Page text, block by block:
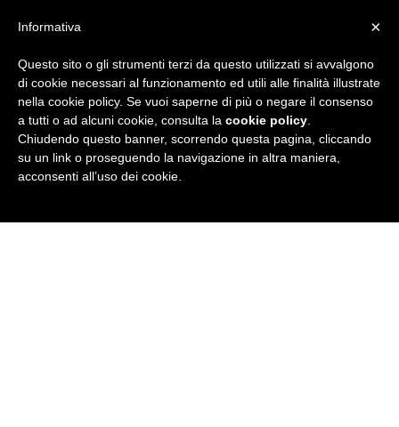
i
×
Informativa
Questo sito o gli strumenti terzi da questo utilizzati si avvalgono
di cookie necessari al funzionamento ed utili alle finalità illustrate
nella cookie policy. Se vuoi saperne di più o negare il consenso
a tutti o ad alcuni cookie, consulta la cookie policy
Chiudendo questo banner, scorrendo questa pagina, cliccando
su un link o proseguendo la navigazione in altra maniera,
acconsenti all’uso dei cookie.